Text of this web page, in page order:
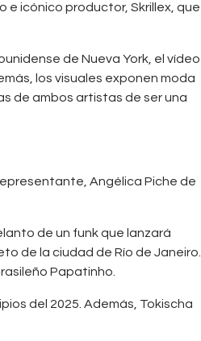
e icónico productor, Skrillex, que
de Nueva York, el vídeo
los visuales exponen moda
de ambos artistas de ser una
Angélica Piche de
de un funk que lanzará
de la ciudad de Río de Janeiro.
Papatinho.
del 2025. Además, Tokischa